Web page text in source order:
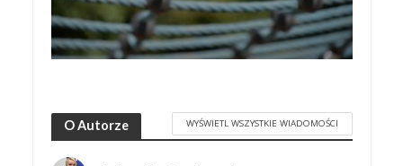
O Autorze WYŚWIETL WSZYSTKIE WIADOMOŚCI